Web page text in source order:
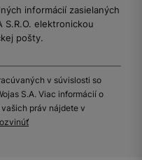
informácií zasielaných
S.R.O. elektronickou
pošty.
v súvislosti so
S.A. Viac informácií o
práv nájdete v